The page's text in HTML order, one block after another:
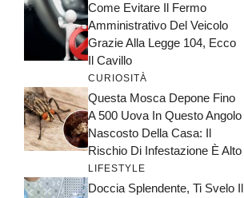
Come Evitare Il Fermo
Amministrativo Del Veicolo
Grazie Alla Legge 104, Ecco
Il Cavillo
CURIOSITÀ
Questa Mosca Depone Fino
A 500 Uova In Questo Angolo
Nascosto Della Casa: Il
Rischio Di Infestazione È Alto
LIFESTYLE
Doccia Splendente, Ti Svelo Il